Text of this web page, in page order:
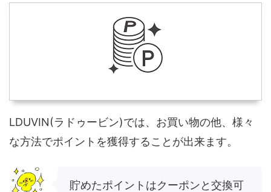
LDUVIN(ラドゥービン)では、お買い物の他、様々
な方法でポイントを獲得することが出来ます。
貯めたポイントはクーポンと交換可